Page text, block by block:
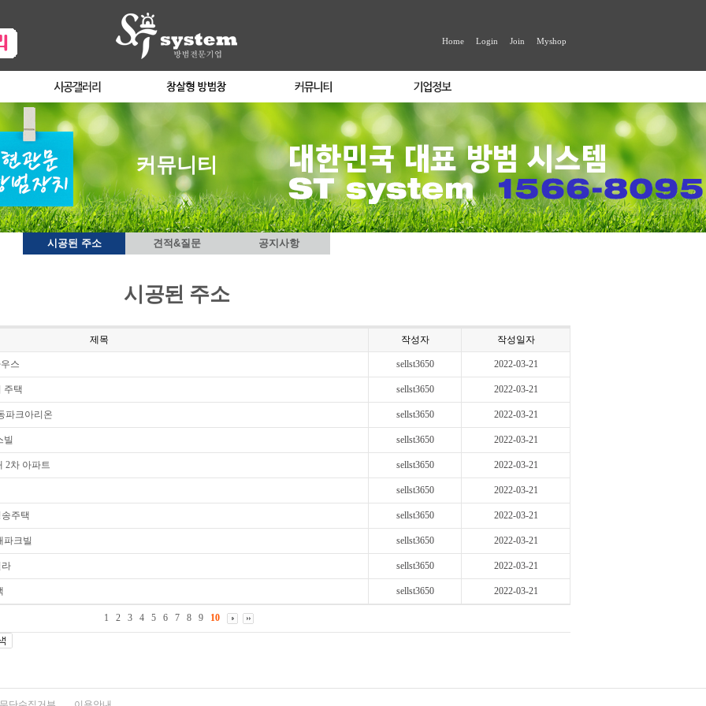
Home Login Join Myshop
커뮤니티
시공된 주소 견적&질문 공지사항
시공된 주소
제목 작성자 작성일자
스 sellst3650 2022-03-21
주택 sellst3650 2022-03-21
파크아리온 sellst3650 2022-03-21
빌 sellst3650 2022-03-21
2차 아파트 sellst3650 2022-03-21
sellst3650 2022-03-21
주택 sellst3650 2022-03-21
파크빌 sellst3650 2022-03-21
라 sellst3650 2022-03-21
sellst3650 2022-03-21
1 2 3 4 5 6 7 8 9 10